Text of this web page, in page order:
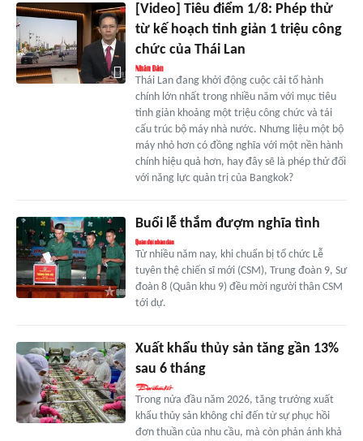
[Video] Tiêu điểm 1/8: Phép thử
từ kế hoạch tinh giản 1 triệu công
chức của Thái Lan
Thái Lan đang khởi động cuộc cải tổ hành
chính lớn nhất trong nhiều năm với mục tiêu
tinh giản khoảng một triệu công chức và tái
cấu trúc bộ máy nhà nước. Nhưng liệu một bộ
máy nhỏ hơn có đồng nghĩa với một nền hành
chính hiệu quả hơn, hay đây sẽ là phép thử đối
với năng lực quản trị của Bangkok?
Buổi lễ thắm đượm nghĩa tình
Từ nhiều năm nay, khi chuẩn bị tổ chức Lễ
tuyên thệ chiến sĩ mới (CSM), Trung đoàn 9, Sư
đoàn 8 (Quân khu 9) đều mời người thân CSM
tới dự.
Xuất khẩu thủy sản tăng gần 13%
sau 6 tháng
Trong nửa đầu năm 2026, tăng trưởng xuất
khẩu thủy sản không chỉ đến từ sự phục hồi
đơn thuần của nhu cầu, mà còn phản ánh khả